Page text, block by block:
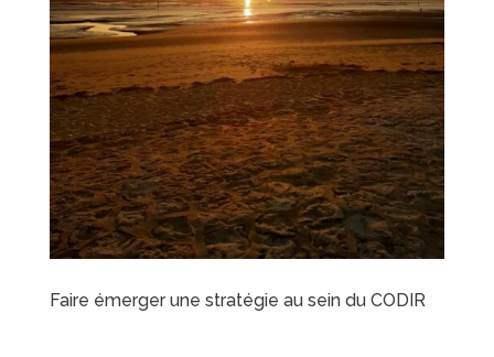
Faire émerger une stratégie au sein du CODIR